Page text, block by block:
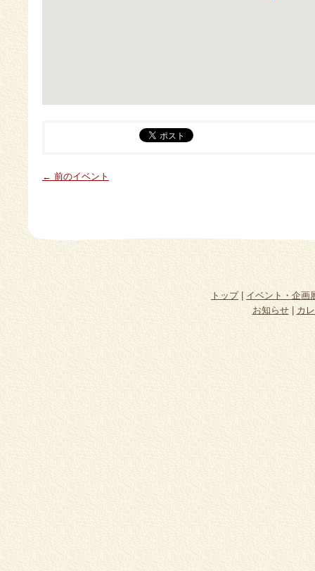
← 前のイベント
トップ|イベント・企画
お知らせ|カ